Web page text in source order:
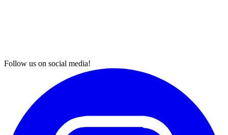
Follow us on social media!